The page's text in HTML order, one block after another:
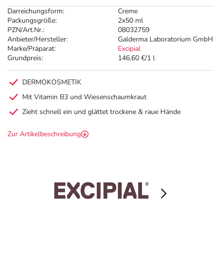
Darreichungsform:
Creme
Packungsgröße:
2x50 ml
PZN/Art.Nr.:
08032759
Anbieter/Hersteller:
Galderma Laboratorium GmbH
Marke/Präparat:
Excipial
Grundpreis:
146,60 €/1 l
DERMOKOSMETIK
Mit Vitamin B3 und Wiesenschaumkraut
Zieht schnell ein und glättet trockene & raue Hände
Zur Artikelbeschreibung